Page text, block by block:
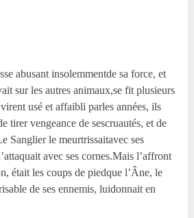
abusant insolemmentde sa force, et
sur les autres animaux,se fit plusieurs
usé et affaibli parles années, ils
tirer vengeance de sescruautés, et de
Sanglier le meurtrissaitavec ses
avec ses cornes.Mais l’affront
était les coups de piedque l’Âne, le
de ses ennemis, luidonnait en